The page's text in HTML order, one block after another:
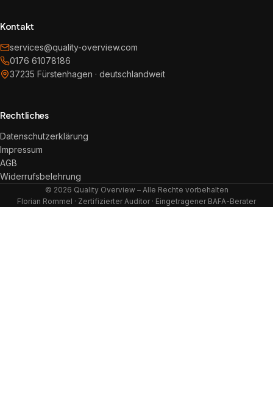
Kontakt
services@quality-overview.com
0176 61078186
37235 Fürstenhagen · deutschlandweit
Rechtliches
Datenschutzerklärung
Impressum
AGB
Widerrufsbelehrung
© 2026 Quality Overview – Alle Rechte vorbehalten
Florian Rommel · Zertifizierter Auditor · Eingetragener BAFA-Berater